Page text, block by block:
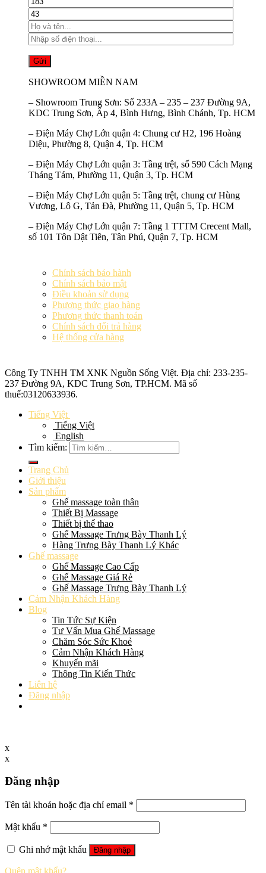
SHOWROOM MIỀN NAM
– Showroom Trung Sơn: Số 233A – 235 – 237 Đường 9A,
KDC Trung Sơn, Ấp 4, Bình Hưng, Bình Chánh, Tp. HCM
– Điện Máy Chợ Lớn quận 4: Chung cư H2, 196 Hoàng
Diệu, Phường 8, Quận 4, Tp. HCM
– Điện Máy Chợ Lớn quận 3: Tầng trệt, số 590 Cách Mạng
Tháng Tám, Phường 11, Quận 3, Tp. HCM
– Điện Máy Chợ Lớn quận 5: Tầng trệt, chung cư Hùng
Vương, Lô G, Tản Đà, Phường 11, Quận 5, Tp. HCM
– Điện Máy Chợ Lớn quận 7: Tầng 1 TTTM Crecent Mall,
số 101 Tôn Dật Tiên, Tân Phú, Quận 7, Tp. HCM
Chính sách bảo hành
Chính sách bảo mật
Điều khoản sử dụng
Phương thức giao hàng
Phương thức thanh toán
Chính sách đổi trả hàng
Hệ thống cửa hàng
Công Ty TNHH TM XNK Nguồn Sống Việt. Địa chỉ: 233-235-
237 Đường 9A, KDC Trung Sơn, TP.HCM. Mã số
thuế:03120633936.
Tiếng Việt
Tiếng Việt
English
Tìm kiếm:
Trang Chủ
Giới thiệu
Sản phẩm
Ghế massage toàn thân
Thiết Bị Massage
Thiết bị thể thao
Ghế Massage Trưng Bày Thanh Lý
Hàng Trưng Bày Thanh Lý Khác
Ghế massage
Ghế Massage Cao Cấp
Ghế Massage Giá Rẻ
Ghế Massage Trưng Bày Thanh Lý
Cảm Nhận Khách Hàng
Blog
Tin Tức Sự Kiện
Tư Vấn Mua Ghế Massage
Chăm Sóc Sức Khoẻ
Cảm Nhận Khách Hàng
Khuyến mãi
Thông Tin Kiến Thức
Liên hệ
Đăng nhập
x
x
Đăng nhập
Tên tài khoản hoặc địa chỉ email *
Mật khẩu *
Ghi nhớ mật khẩu Đăng nhập
Quên mật khẩu?